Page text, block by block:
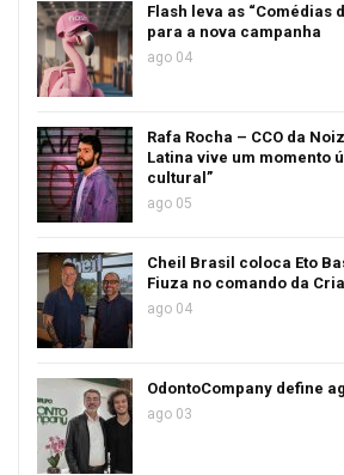
Flash leva as “Comédias
para a nova campanha
ago 04
Rafa Rocha – CCO da
Latina vive um momento
cultural”
ago 05
Cheil Brasil coloca Eto
Fiuza no comando da
ago 04
OdontoCompany define
ago 03